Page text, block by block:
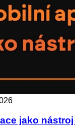
jako